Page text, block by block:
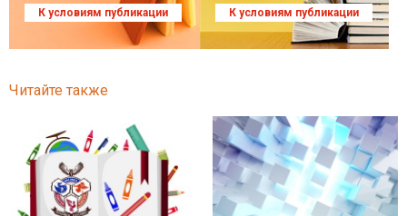
К условиям публикации К условиям публикации
Читайте также